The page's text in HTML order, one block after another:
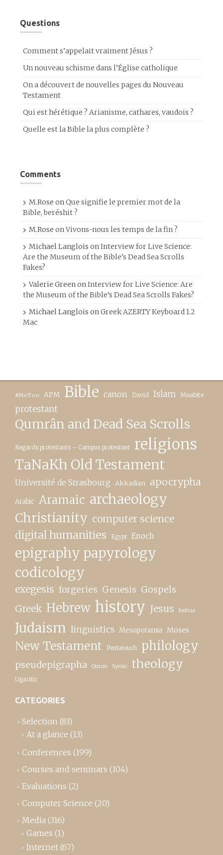
Questions
Comment s’appelait vraiment Jésus ?
Un nouveau schisme dans l’Église catholique
On a découvert de nouvelles pages du Nouveau
Testament
Qui est hérétique ? Arianisme, cathares, vaudois ?
Quelle est la Bible la plus complète ?
Comments
M.Rose onQue signifie le premier mot de la
Bible, beréshit ?
M.Rose onVivons-nous les temps de la fin ?
Michael Langlois onInterview for Live Science:
Are the Museum of the Bible’s Dead Sea Scrolls
Fakes?
Valerie GreenonInterview for Live Science: Are
the Museum of the Bible’s Dead Sea Scrolls Fakes?
Michael Langlois onGreek AZERTY Keyboard 1.2
Mac
#MeToo APM Bible canon David Islam Moabite
protestant
Qumrân and Dead Sea Scrolls
Regards protestants – Campus protestant religions
TaNaKh Old Testament
Université de Strasbourg Akkadian apocrypha
Arabic Aramaic archaeology
Christianity computer science
digital humanities Egypt Enoch
epigraphy papyrology
codicology
exegesis forgeries Genesis Gospels
Greek Hebrew history Jesus Joshua
Judaism linguistics Mesopotamia Moses
New Testament Pentateuch philology
pseudepigrapha Quran Syriac theology
Ugaritic
CATEGORIES
Selection (83)
At a glance (13)
Conferences (199)
Courses and seminars (104)
Evaluations (2)
Computer Science (20)
Media (316)
Games (1)
Internet (67)